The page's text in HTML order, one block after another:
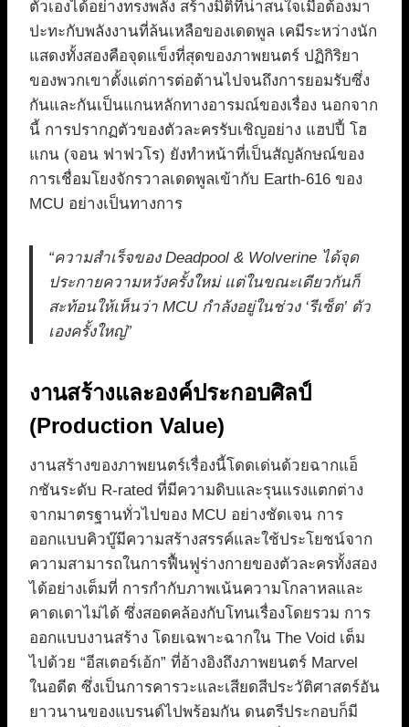
ตัวเองได้อย่างทรงพลัง สร้างมิติที่น่าสนใจเมื่อต้องมา
ปะทะกับพลังงานที่ล้นเหลือของเดดพูล เคมีระหว่างนัก
แสดงทั้งสองคือจุดแข็งที่สุดของภาพยนตร์ ปฏิกิริยา
ของพวกเขาตั้งแต่การต่อต้านไปจนถึงการยอมรับซึ่ง
กันและกันเป็นแกนหลักทางอารมณ์ของเรื่อง นอกจาก
นี้ การปรากฏตัวของตัวละครรับเชิญอย่าง แฮปปี้ โฮ
แกน (จอน ฟาฟวโร) ยังทำหน้าที่เป็นสัญลักษณ์ของ
การเชื่อมโยงจักรวาลเดดพูลเข้ากับ Earth-616 ของ
MCU อย่างเป็นทางการ
“ความสำเร็จของ Deadpool & Wolverine ได้จุด
ประกายความหวังครั้งใหม่ แต่ในขณะเดียวกันก็
สะท้อนให้เห็นว่า MCU กำลังอยู่ในช่วง ‘รีเซ็ต’ ตัว
เองครั้งใหญ่”
งานสร้างและองค์ประกอบศิลป์
(Production Value)
งานสร้างของภาพยนตร์เรื่องนี้โดดเด่นด้วยฉากแอ็
กชันระดับ R-rated ที่มีความดิบและรุนแรงแตกต่าง
จากมาตรฐานทั่วไปของ MCU อย่างชัดเจน การ
ออกแบบคิวบู๊มีความสร้างสรรค์และใช้ประโยชน์จาก
ความสามารถในการฟื้นฟูร่างกายของตัวละครทั้งสอง
ได้อย่างเต็มที่ การกำกับภาพเน้นความโกลาหลและ
คาดเดาไม่ได้ ซึ่งสอดคล้องกับโทนเรื่องโดยรวม การ
ออกแบบงานสร้าง โดยเฉพาะฉากใน The Void เต็ม
ไปด้วย “อีสเตอร์เอ้ก” ที่อ้างอิงถึงภาพยนตร์ Marvel
ในอดีต ซึ่งเป็นการคารวะและเสียดสีประวัติศาสตร์อัน
ยาวนานของแบรนด์ไปพร้อมกัน ดนตรีประกอบก็มี